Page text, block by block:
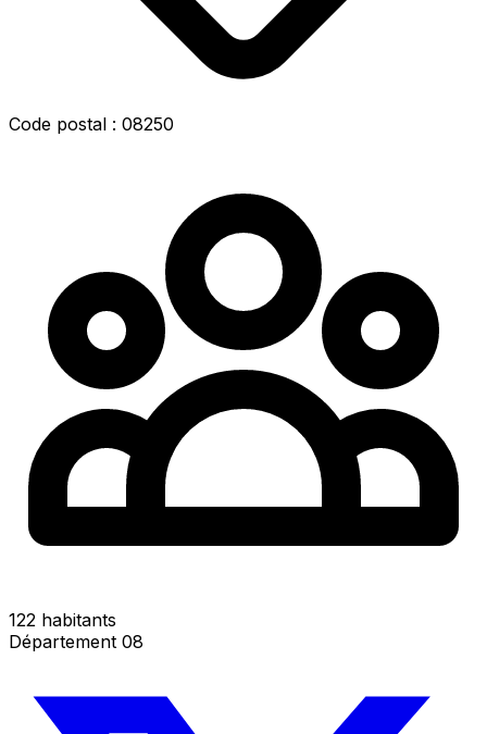
Code postal : 08250
122 habitants
Département 08